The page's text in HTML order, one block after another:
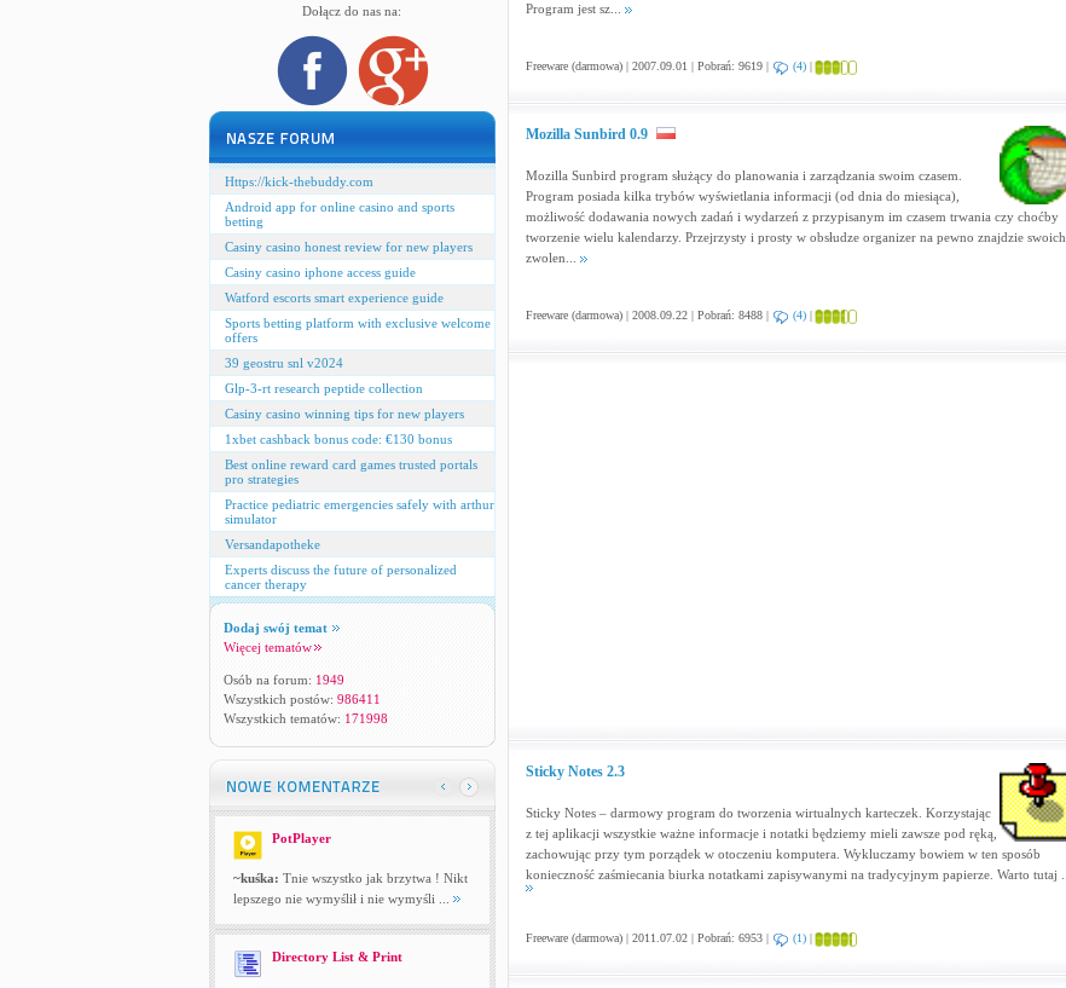
Dołącz do nas na:
Https://kick-thebuddy.com
Android app for online casino and sports
betting
Casiny casino honest review for new players
Casiny casino iphone access guide
Watford escorts smart experience guide
Sports betting platform with exclusive welcome
offers
39 geostru snl v2024
Glp-3-rt research peptide collection
Casiny casino winning tips for new players
1xbet cashback bonus code: €130 bonus
Best online reward card games trusted portals
pro strategies
Practice pediatric emergencies safely with arthur
simulator
Versandapotheke
Experts discuss the future of personalized
cancer therapy
Dodaj swój temat
Więcej tematów
Osób na forum: 1949
Wszystkich postów: 986411
Wszystkich tematów: 171998
PotPlayer
~kuśka: Tnie wszystko jak brzytwa ! Nikt
lepszego nie wymyślił i nie wymyśli ...
Directory List & Print
Program jest sz...
Freeware (darmowa) | 2007.09.01 | Pobrań: 9619 | (4)|
Mozilla Sunbird 0.9
Mozilla Sunbird program służący do planowania i zarządzania swoim czasem.
Program posiada kilka trybów wyświetlania informacji (od dnia do miesiąca),
możliwość dodawania nowych zadań i wydarzeń z przypisanym im czasem trwania czy choćby
tworzenie wielu kalendarzy. Przejrzysty i prosty w obsłudze organizer na pewno znajdzie swoich
zwolen...
Freeware (darmowa) | 2008.09.22 | Pobrań: 8488 | (4)|
Sticky Notes 2.3
Sticky Notes – darmowy program do tworzenia wirtualnych karteczek. Korzystając
z tej aplikacji wszystkie ważne informacje i notatki będziemy mieli zawsze pod ręką,
zachowując przy tym porządek w otoczeniu komputera. Wykluczamy bowiem w ten sposób
konieczność zaśmiecania biurka notatkami zapisywanymi na tradycyjnym papierze. Warto tutaj ...
Freeware (darmowa) | 2011.07.02 | Pobrań: 6953 | (1)|